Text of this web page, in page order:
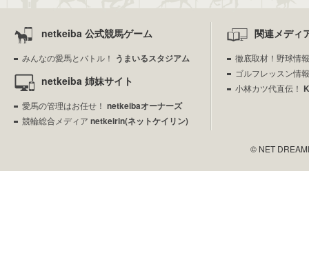
netkeiba 公式競馬ゲーム
みんなの愛馬とバトル！ うまいるスタジアム
netkeiba 姉妹サイト
愛馬の管理はお任せ！ netkeibaオーナーズ
競輪総合メディア netkeirin(ネットケイリン)
関連メディ
徹底取材！野球情
ゴルフレッスン情
小林カツ代直伝！
© NET